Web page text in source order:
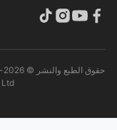
Co., Ltd.. جميع الحقوق محفوظة